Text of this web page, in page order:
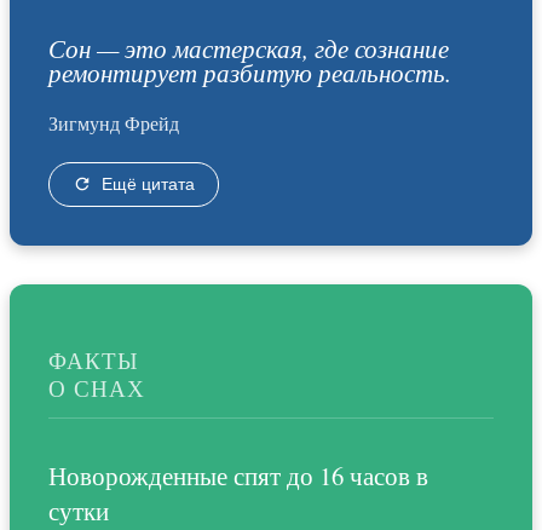
Сон — это мастерская, где сознание
ремонтирует разбитую реальность.
Зигмунд Фрейд
Ещё цитата
ФАКТЫ
О СНАХ
Новорожденные спят до 16 часов в
сутки